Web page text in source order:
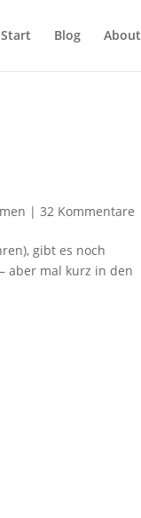
Start Blog About
|32 Kommentare
gibt es noch
aber mal kurz in den